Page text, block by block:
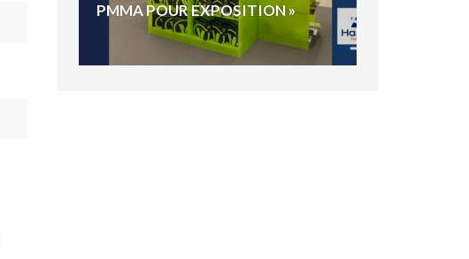
PMMA POUR EXPOSITION »